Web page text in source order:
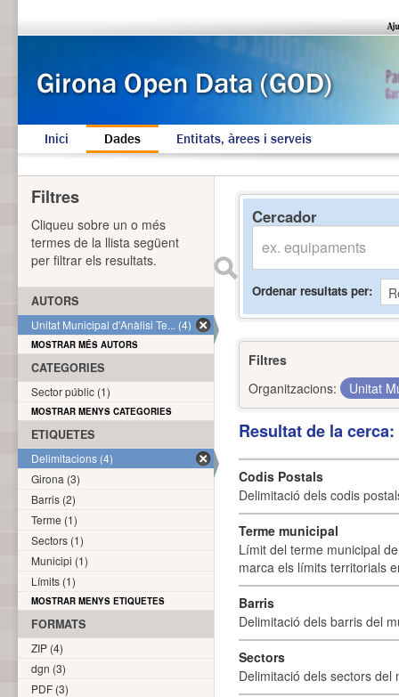
Inici Dades Entitats, àrees i serveis
Cercador
Ordenar resultats per
Filtres
Organitzacions:
Unitat
Resultat de la
Codis Postals
Delimitació dels codis
Terme municipal
Límit del terme municipal
marca els límits territorials
Barris
Delimitació dels barris del
Sectors
Delimitació dels sectors del
Filtres
Cliqueu sobre un o més
termes de la llista següent
per filtrar els resultats.
AUTORS
Unitat Municipal d'Anàlisi Te... (4)
MOSTRAR MÉS AUTORS
CATEGORIES
Sector públic (1)
MOSTRAR MENYS CATEGORIES
ETIQUETES
Delimitacions (4)
Girona (3)
Barris (2)
Terme (1)
Sectors (1)
Municipi (1)
Límits (1)
MOSTRAR MENYS ETIQUETES
FORMATS
ZIP (4)
dgn (3)
PDF (3)